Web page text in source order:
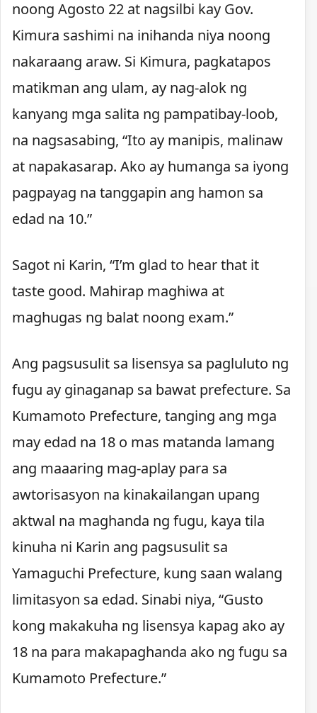
noong Agosto 22 at nagsilbi kay Gov.
Kimura sashimi na inihanda niya noong
nakaraang araw. Si Kimura, pagkatapos
matikman ang ulam, ay nag-alok ng
kanyang mga salita ng pampatibay-loob,
na nagsasabing, “Ito ay manipis, malinaw
at napakasarap. Ako ay humanga sa iyong
pagpayag na tanggapin ang hamon sa
edad na 10.”
Sagot ni Karin, “I’m glad to hear that it
taste good. Mahirap maghiwa at
maghugas ng balat noong exam.”
Ang pagsusulit sa lisensya sa pagluluto ng
fugu ay ginaganap sa bawat prefecture. Sa
Kumamoto Prefecture, tanging ang mga
may edad na 18 o mas matanda lamang
ang maaaring mag-aplay para sa
awtorisasyon na kinakailangan upang
aktwal na maghanda ng fugu, kaya tila
kinuha ni Karin ang pagsusulit sa
Yamaguchi Prefecture, kung saan walang
limitasyon sa edad. Sinabi niya, “Gusto
kong makakuha ng lisensya kapag ako ay
18 na para makapaghanda ako ng fugu sa
Kumamoto Prefecture.”